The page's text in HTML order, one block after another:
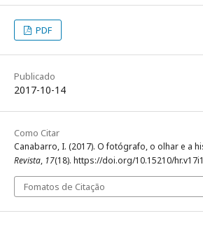
PDF
Publicado
2017-10-14
Como Citar
Canabarro, I. (2017). O fotógrafo, o olhar e a
Revista, 17(18). https://doi.org/10.15210/
Fomatos de Citação